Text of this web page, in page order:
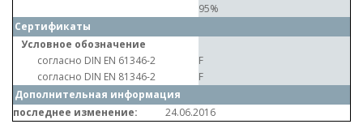
95%
Сертификаты
Условное обозначение
согласно DIN EN 61346-2
F
согласно DIN EN 81346-2
F
Дополнительная информация
последнее изменение:
24.06.2016